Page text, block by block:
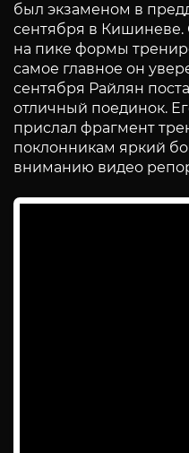
был экзаменом в
сентября в Кишиневе.
на пике формы
самое главное он
сентября Райлян
отличный поединок.
прислал фрагмент
поклонникам яркий
вниманию видео